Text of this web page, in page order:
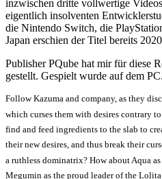
inzwischen dritte vollwertige
eigentlich insolventen
die Nintendo Switch, die
Japan erschien der Titel bereits
Publisher PQube hat mir für diese
gestellt. Gespielt wurde auf dem PC.
Follow Kazuma and company, as they
which curses them with desires contrary
find and feed ingredients to the slab to
their new desires, and thus break their
a ruthless dominatrix? How about Aqua
Megumin as the proud leader of the